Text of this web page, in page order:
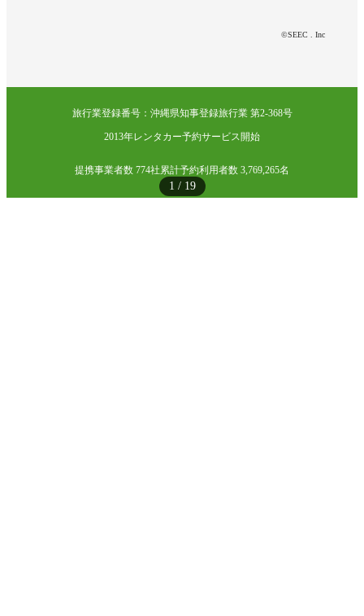
1 / 19
©SEEC . Inc
旅行業登録番号：沖縄県知事登録旅行業 第2-368号
2013年レンタカー予約サービス開始
提携事業者数 774社累計予約利用者数 3,769,265名